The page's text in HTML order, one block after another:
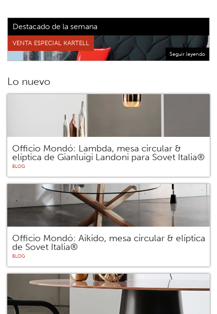
Destacado de la semana
VENTA ESPECIAL KARTELL
Seguir leyendo
Lo nuevo
Officio Mondó: Lambda, mesa circular &
elíptica de Gianluigi Landoni para Sovet Italia®
BLOG
Officio Mondó: Aikido, mesa circular & elíptica
de Sovet Italia®
BLOG